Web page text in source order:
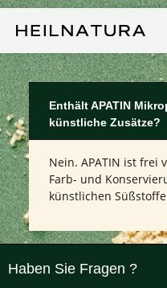
Enthält APATIN
künstliche Zusätze?
Nein. APATIN ist frei
Farb- und
künstlichen
Haben Sie Fragen ?